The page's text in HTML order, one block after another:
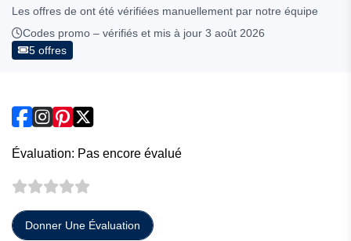
Les offres de ont été vérifiées manuellement par notre équipe
Codes promo – vérifiés et mis à jour 3 août 2026
5 offres
Évaluation: Pas encore évalué
Donner Une Évaluation